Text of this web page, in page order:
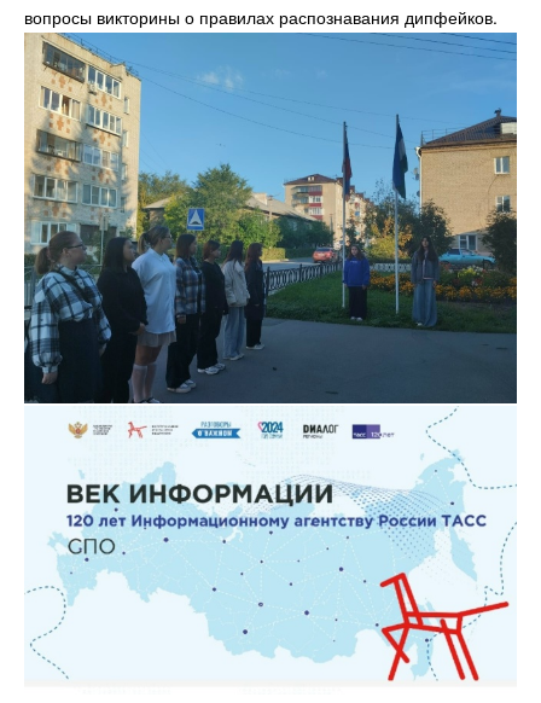
вопросы викторины о правилах распознавания дипфейков.